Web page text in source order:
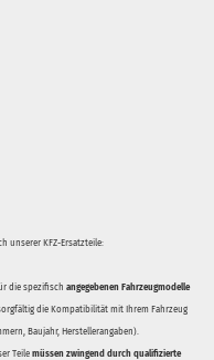
unserer KFZ-Ersatzteile:
die spezifisch angegebenen Fahrzeugmodelle
die Kompatibilität mit Ihrem Fahrzeug
Baujahr, Herstellerangaben).
Teile müssen zwingend durch qualifizierte